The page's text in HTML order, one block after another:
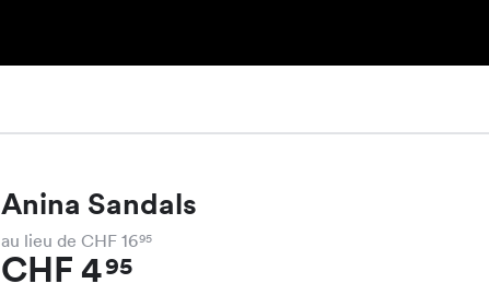
Anina Sandals
au lieu de CHF 1695
CHF 495